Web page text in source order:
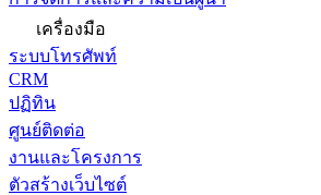
เครื่องมือ
ระบบโทรศัพท์
CRM
ปฏิทิน
ศูนย์ติดต่อ
งานและโครงการ
ตัวสร้างเว็บไซต์